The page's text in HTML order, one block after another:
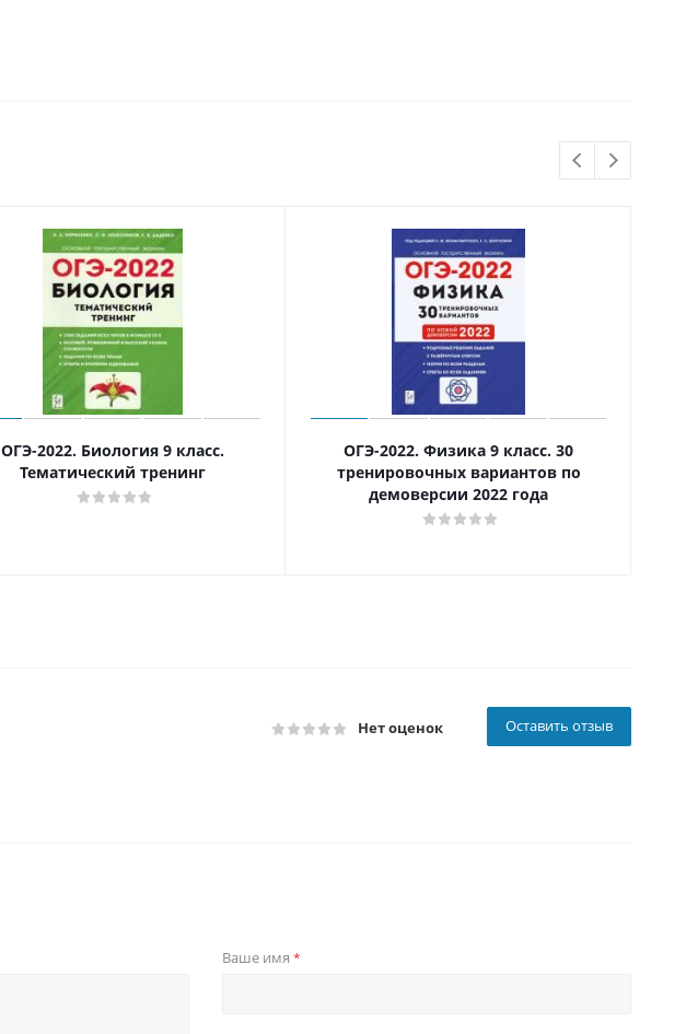
ОГЭ-2022. Биология 9 класс.
Тематический тренинг
ОГЭ-2022. Физика 9 класс. 30
тренировочных вариантов по
демоверсии 2022 года
Нет оценок Оставить отзыв
Ваше имя *